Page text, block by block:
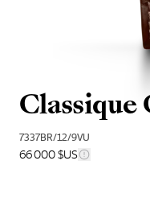
Classique
7337BR/12/9VU
66 000 $US